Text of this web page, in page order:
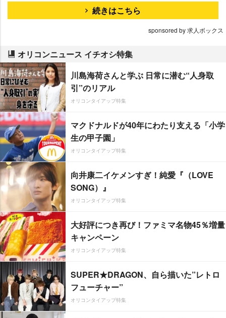
続きはこちら
sponsored by 求人ボックス
オリコンニュース イチオシ特集
川島海荷さんと学ぶ 日常に潜む“人身取
引”のリアル
オリコンタイアップ特集
マクドナルドが40年にわたり支える「小学
生の甲子園」
オリコンタイアップ特集
向井康二イケメンすぎ！純愛『（LOVE
SONG）』
オリコンタイアップ特集
大好評につき再び！ファミマ名物45％増量
キャンペーン
オリコンタイアップ特集
SUPER★DRAGON、自ら描いた”レトロ
フューチャー”
オリコンタイアップ特集